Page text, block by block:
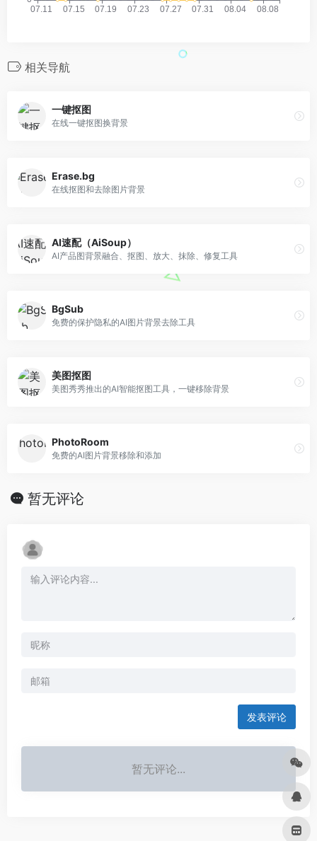
相关导航
一键抠图
在线一键抠图换背景
Erase.bg
在线抠图和去除图片背景
AI速配（AiSoup）
AI产品图背景融合、抠图、放大、抹除、修复工具
BgSub
免费的保护隐私的AI图片背景去除工具
美图抠图
美图秀秀推出的AI智能抠图工具，一键移除背景
PhotoRoom
免费的AI图片背景移除和添加
暂无评论
发表评论
暂无评论...